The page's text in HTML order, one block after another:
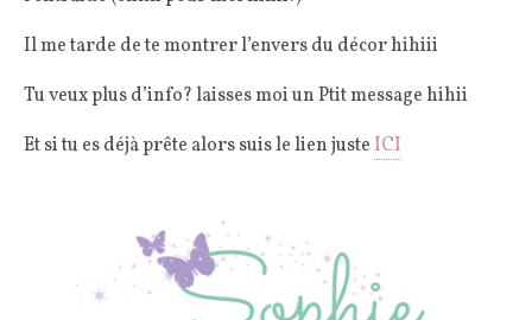
Il me tarde de te montrer l’envers du décor hihiii
Tu veux plus d’info? laisses moi un Ptit message hihii
Et si tu es déjà prête alors suis le lien juste ICI